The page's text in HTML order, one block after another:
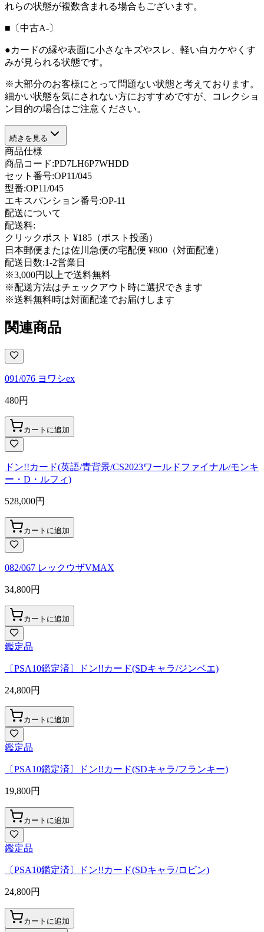
れらの状態が複数含まれる場合もございます。
■〔中古A-〕
●カードの縁や表面に小さなキズやスレ、軽い白カケやくす
みが見られる状態です。
※大部分のお客様にとって問題ない状態と考えております。
細かい状態を気にされない方におすすめですが、コレクショ
ン目的の場合はご注意ください。
続きを見る
商品仕様
商品コード:PD7LH6P7WHDD
セット番号:OP11/045
型番:OP11/045
エキスパンション番号:OP-11
配送について
配送料:
クリックポスト ¥185（ポスト投函）
日本郵便または佐川急便の宅配便 ¥800（対面配達）
配送日数:1-2営業日
※3,000円以上で送料無料
※配送方法はチェックアウト時に選択できます
※送料無料時は対面配達でお届けします
関連商品
091/076 ヨワシex
480円
カートに追加
ドン!!カード(英語/青背景/CS2023ワールドファイナル/モンキ
ー・D・ルフィ)
528,000円
カートに追加
082/067 レックウザVMAX
34,800円
カートに追加
鑑定品
〔PSA10鑑定済〕ドン!!カード(SDキャラ/ジンベエ)
24,800円
カートに追加
鑑定品
〔PSA10鑑定済〕ドン!!カード(SDキャラ/フランキー)
19,800円
カートに追加
鑑定品
〔PSA10鑑定済〕ドン!!カード(SDキャラ/ロビン)
24,800円
カートに追加